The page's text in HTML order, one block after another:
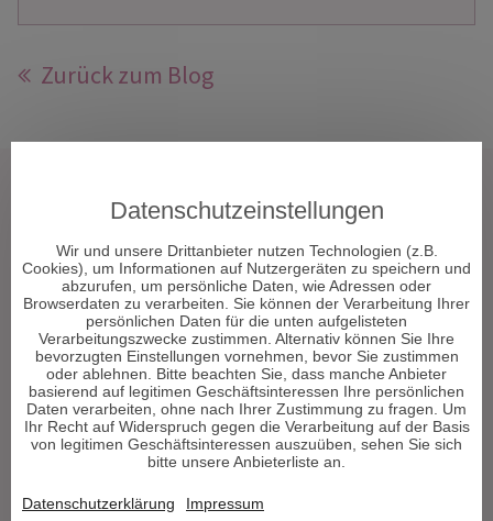
Zurück zum Blog
Tarot & Kartenlegen
Astrologie & Horoskope
Medium & Channeling
Psych. Lebensberatung
Liebe & Partnerschaft
Beruf & Karriere
Sonstige Bereiche
Berater werden
Impressum
Datenschutzeinstellungen
Wir und unsere Drittanbieter nutzen Technologien (z.B.
Cookies), um Informationen auf Nutzergeräten zu speichern und
abzurufen, um persönliche Daten, wie Adressen oder
Browserdaten zu verarbeiten. Sie können der Verarbeitung Ihrer
persönlichen Daten für die unten aufgelisteten
Verarbeitungszwecke zustimmen. Alternativ können Sie Ihre
bevorzugten Einstellungen vornehmen, bevor Sie zustimmen
oder ablehnen. Bitte beachten Sie, dass manche Anbieter
basierend auf legitimen Geschäftsinteressen Ihre persönlichen
Daten verarbeiten, ohne nach Ihrer Zustimmung zu fragen. Um
Ihr Recht auf Widerspruch gegen die Verarbeitung auf der Basis
von legitimen Geschäftsinteressen auszuüben, sehen Sie sich
bitte unsere Anbieterliste an.
Datenschutzerklärung Impressum